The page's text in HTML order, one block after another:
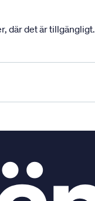
där det är tillgängligt.